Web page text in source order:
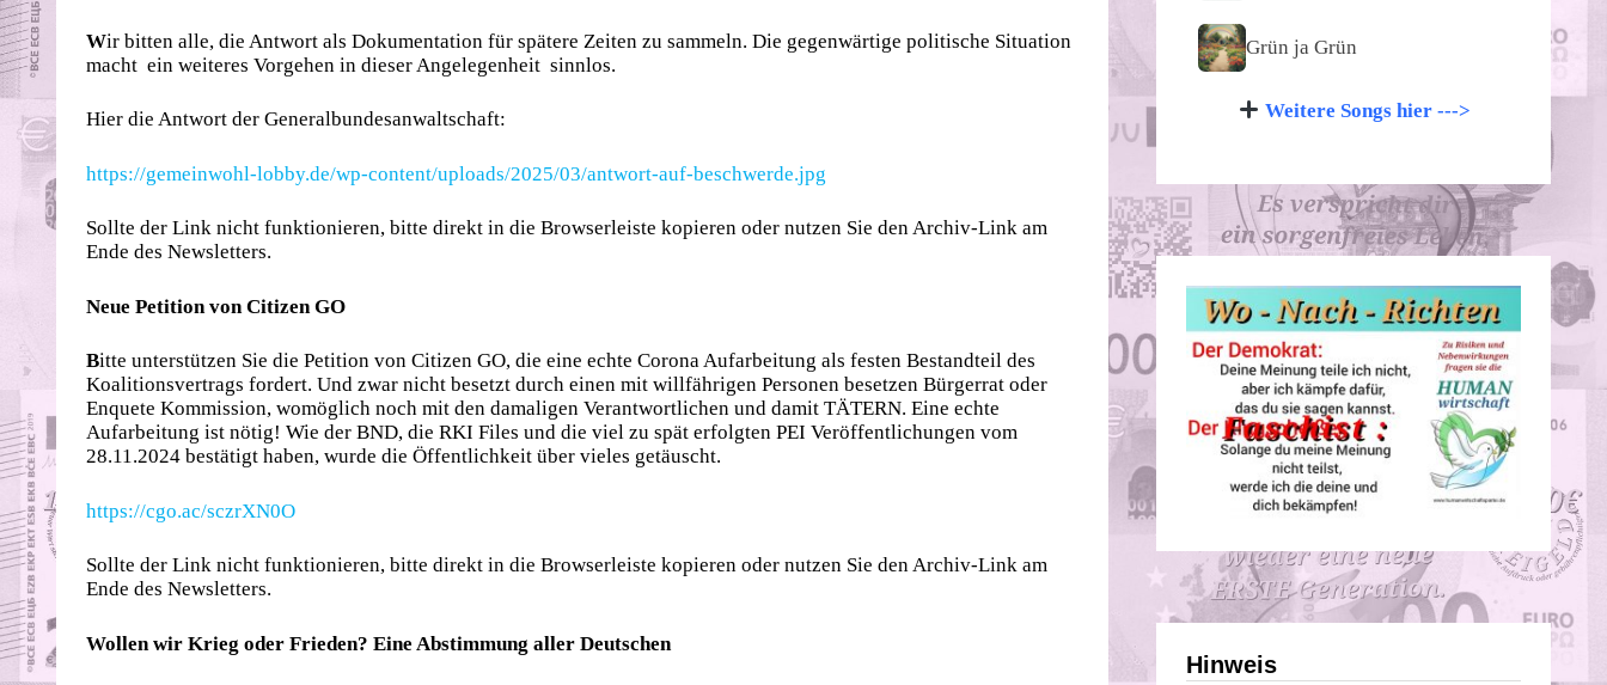
Wir bitten alle, die Antwort als Dokumentation für spätere Zeiten zu sammeln. Die gegenwärtige politische Situation
macht ein weiteres Vorgehen in dieser Angelegenheit sinnlos.
Hier die Antwort der Generalbundesanwaltschaft:
https://gemeinwohl-lobby.de/wp-content/uploads/2025/03/antwort-auf-beschwerde.jpg
Sollte der Link nicht funktionieren, bitte direkt in die Browserleiste kopieren oder nutzen Sie den Archiv-Link am
Ende des Newsletters.
Neue Petition von Citizen GO
Bitte unterstützen Sie die Petition von Citizen GO, die eine echte Corona Aufarbeitung als festen Bestandteil des
Koalitionsvertrags fordert. Und zwar nicht besetzt durch einen mit willfährigen Personen besetzen Bürgerrat oder
Enquete Kommission, womöglich noch mit den damaligen Verantwortlichen und damit TÄTERN. Eine echte
Aufarbeitung ist nötig! Wie der BND, die RKI Files und die viel zu spät erfolgten PEI Veröffentlichungen vom
28.11.2024 bestätigt haben, wurde die Öffentlichkeit über vieles getäuscht.
https://cgo.ac/sczrXN0O
Sollte der Link nicht funktionieren, bitte direkt in die Browserleiste kopieren oder nutzen Sie den Archiv-Link am
Ende des Newsletters.
Wollen wir Krieg oder Frieden? Eine Abstimmung aller Deutschen
Grün ja Grün
Weitere Songs hier --->
Hinweis